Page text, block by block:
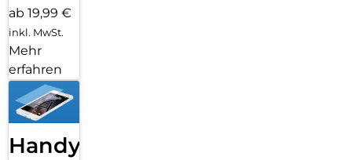
ab 19,99 €
inkl. MwSt.
Mehr
erfahren
Handy